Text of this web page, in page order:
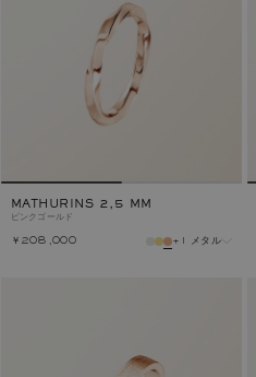
MATHURINS 2,5 MM
ピンクゴールド
￥208,000
+1 メタル